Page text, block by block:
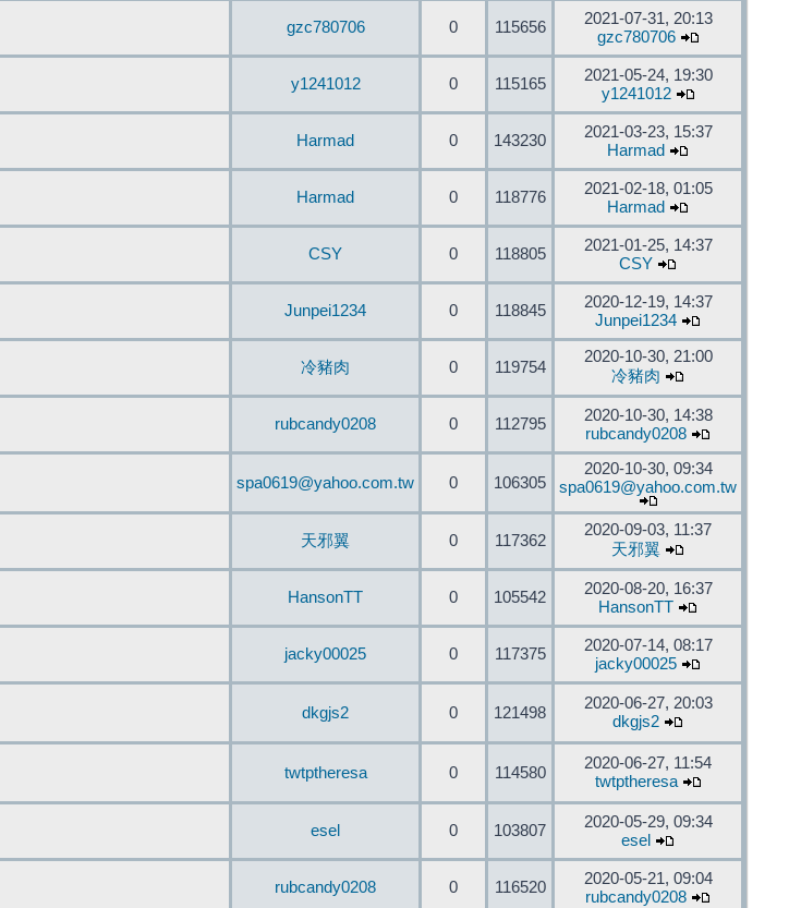
gzc780706 0 115656
2021-07-31, 20:13
gzc780706
y1241012 0 115165
2021-05-24, 19:30
y1241012
Harmad 0 143230
2021-03-23, 15:37
Harmad
Harmad 0 118776
2021-02-18, 01:05
Harmad
CSY 0 118805
2021-01-25, 14:37
CSY
Junpei1234 0 118845
2020-12-19, 14:37
Junpei1234
冷豬肉 0 119754
2020-10-30, 21:00
冷豬肉
rubcandy0208 0 112795
2020-10-30, 14:38
rubcandy0208
spa0619@yahoo.com.tw 0 106305
2020-10-30, 09:34
spa0619@yahoo.com.tw
天邪翼 0 117362
2020-09-03, 11:37
天邪翼
HansonTT 0 105542
2020-08-20, 16:37
HansonTT
jacky00025 0 117375
2020-07-14, 08:17
jacky00025
dkgjs2 0 121498
2020-06-27, 20:03
dkgjs2
twtptheresa 0 114580
2020-06-27, 11:54
twtptheresa
esel 0 103807
2020-05-29, 09:34
esel
rubcandy0208 0 116520
2020-05-21, 09:04
rubcandy0208